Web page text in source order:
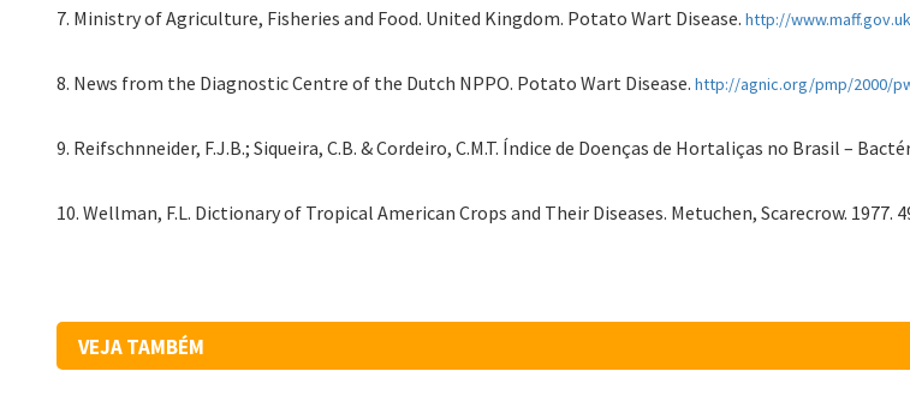
7. Ministry of Agriculture, Fisheries and Food. United Kingdom. Potato Wart Disease. http://
8. News from the Diagnostic Centre of the Dutch NPPO. Potato Wart Disease. http://agnic.org/pmp/2000/
9. Reifschnneider, F.J.B.; Siqueira, C.B. & Cordeiro, C.M.T. Índice de Doenças de Hortaliças no Brasil –
10. Wellman, F.L. Dictionary of Tropical American Crops and Their Diseases. Metuchen, Scarecrow. 1977.
VEJA TAMBÉM